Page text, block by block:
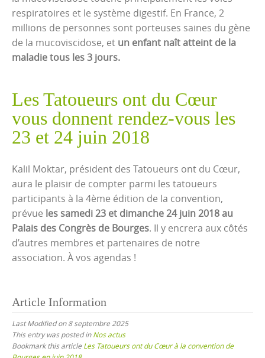
respiratoires et le système digestif. En France, 2
millions de personnes sont porteuses saines du gène
de la mucoviscidose, et un enfant naît atteint de la
maladie tous les 3 jours.
Les Tatoueurs ont du Cœur
vous donnent rendez-vous les
23 et 24 juin 2018
Kalil Moktar, président des Tatoueurs ont du Cœur,
aura le plaisir de compter parmi les tatoueurs
participants à la 4ème édition de la convention,
prévue les samedi 23 et dimanche 24 juin 2018 au
Palais des Congrès de Bourges. Il y encrera aux côtés
d’autres membres et partenaires de notre
association. À vos agendas !
Article Information
Last Modified on 8 septembre 2025
This entry was posted inNos actus
Bookmark this article Les Tatoueurs ont du Cœur à la convention de